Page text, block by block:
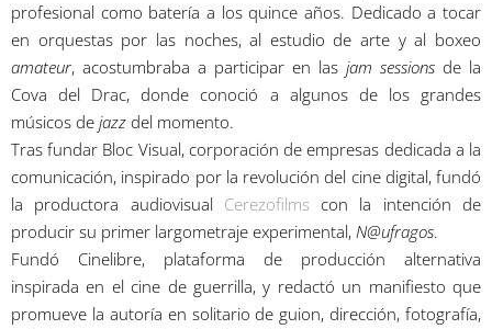
profesional como batería a los quince años. Dedicado a tocar
en orquestas por las noches, al estudio de arte y al boxeo
amateur, acostumbraba a participar en las jam sessions de la
Cova del Drac, donde conoció a algunos de los grandes
músicos de jazz del momento.
Tras fundar Bloc Visual, corporación de empresas dedicada a la
comunicación, inspirado por la revolución del cine digital, fundó
la productora audiovisual Cerezofilms con la intención de
producir su primer largometraje experimental, N@ufragos.
Fundó Cinelibre, plataforma de producción alternativa
inspirada en el cine de guerrilla, y redactó un manifiesto que
promueve la autoría en solitario de guion, dirección, fotografía,